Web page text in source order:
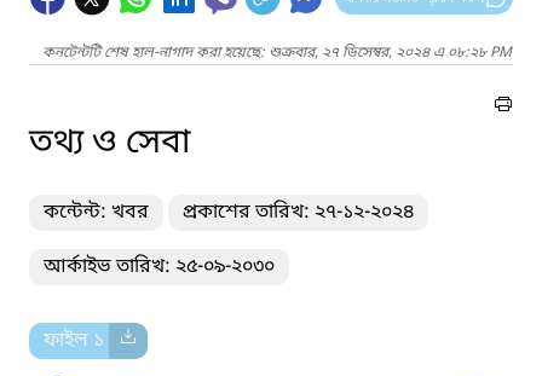
কনটেন্টটি শেষ হাল-নাগাদ করা হয়েছে: শুক্রবার, ২৭ ডিসেম্বর, ২০২৪ এ ০৮:২৮ PM
তথ্য ও সেবা
কন্টেন্ট: খবর প্রকাশের তারিখ: ২৭-১২-২০২৪
আর্কাইভ তারিখ: ২৫-০৯-২০৩০
ফাইল ১